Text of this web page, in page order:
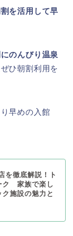
を活用して早
のんびり温泉
ひ朝割利用を
早めの入館
を徹底解説！ト
ク 家族で楽し
施設の魅力と